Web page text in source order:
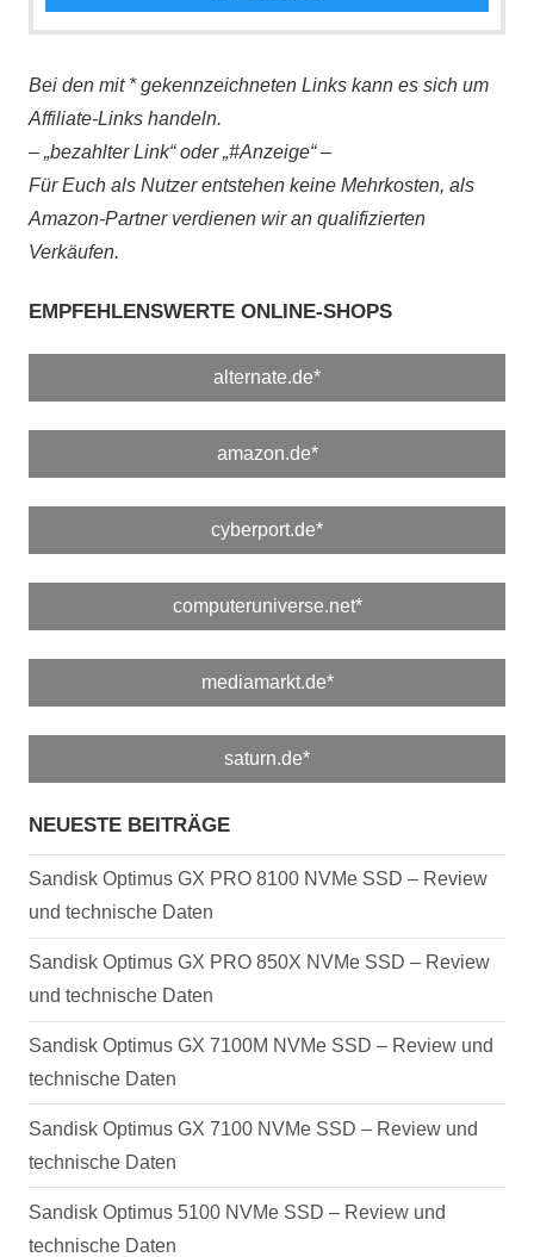
Bei den mit * gekennzeichneten Links kann es sich um
Affiliate-Links handeln.
– „bezahlter Link“ oder „#Anzeige“ –
Für Euch als Nutzer entstehen keine Mehrkosten, als
Amazon-Partner verdienen wir an qualifizierten
Verkäufen.
EMPFEHLENSWERTE ONLINE-SHOPS
alternate.de*
amazon.de*
cyberport.de*
computeruniverse.net*
mediamarkt.de*
saturn.de*
NEUESTE BEITRÄGE
Sandisk Optimus GX PRO 8100 NVMe SSD – Review
und technische Daten
Sandisk Optimus GX PRO 850X NVMe SSD – Review
und technische Daten
Sandisk Optimus GX 7100M NVMe SSD – Review und
technische Daten
Sandisk Optimus GX 7100 NVMe SSD – Review und
technische Daten
Sandisk Optimus 5100 NVMe SSD – Review und
technische Daten